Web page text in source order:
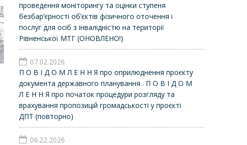
проведення моніторингу та оцінки ступеня
безбар’єрності об’єктів фізичного оточення і
послуг для осіб з інвалідністю на території
Рівненської МТГ (ОНОВЛЕНО!)
07.02.2026
П О В І Д О М Л Е Н Н Я про оприлюднення проєкту
документа державного планування . П О В І Д О М
Л Е Н Н Я про початок процедури розгляду та
врахування пропозицій громадськості у проєкті
ДПТ (повторно)
06.22.2026